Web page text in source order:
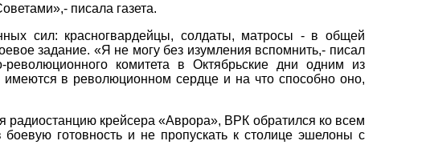
писала газета.
сил: красногвардейцы, солдаты, матросы - в общей
задание. «Я не могу без изумления вспомнить,- писал
комитета в Октябрьские дни одним из
в революционном сердце и на что способно оно,
радиостанцию крейсера «Аврора», ВРК обратился ко всем
готовность и не пропускать к столице эшелоны с